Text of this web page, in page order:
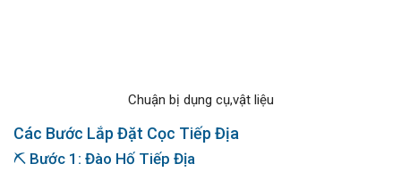
Chuận bị dụng cụ,vật liệu
Các Bước Lắp Đặt Cọc Tiếp Địa
⛏️ Bước 1: Đào Hố Tiếp Địa